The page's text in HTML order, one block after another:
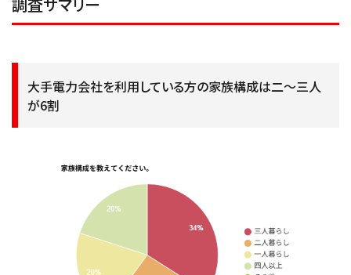
大手電力会社を利用している方の家族構成は二～三人
が6割